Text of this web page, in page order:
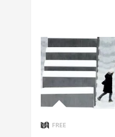
FREE